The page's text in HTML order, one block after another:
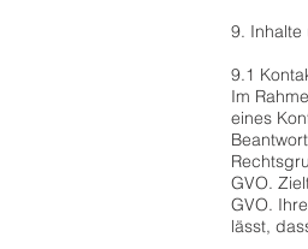
9. Inhalte
9.1
Im
eines
GVO.
GVO.
lässt,